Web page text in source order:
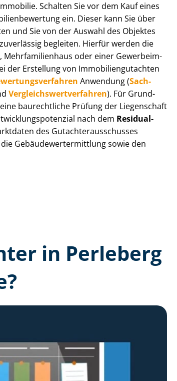
Schalten Sie vor dem Kauf eines
ein. Dieser kann Sie über
und Sie von der Auswahl des Objektes
begleiten. Hierfür werden die
Mehr­fa­mi­li­en­haus oder einer Ge­wer­be­im­
der Erstellung von Im­mo­bi­li­en­gut­ach­ten
Anwendung (Sach­
Ver­gleichs­wert­ver­fah­ren). Für Grund­
baurechtliche Prüfung der Liegenschaft
nach dem Re­si­du­al­
des Gut­ach­ter­aus­schus­ses
Ge­bäu­de­wert­ermitt­lung sowie den
in Perleberg